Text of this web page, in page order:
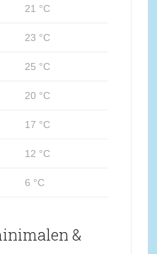
21 °C
23 °C
25 °C
20 °C
17 °C
12 °C
6 °C
&